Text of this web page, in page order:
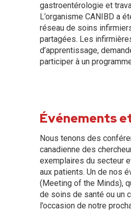
gastroentérologie et
L’organisme CANIBD a
réseau de soins
partagées. Les
d’apprentissage,
participer à un
Événements
Nous tenons des
canadienne des
exemplaires du secteur
aux patients. Un de nos
(Meeting of the Minds),
de soins de santé ou un
l’occasion de notre